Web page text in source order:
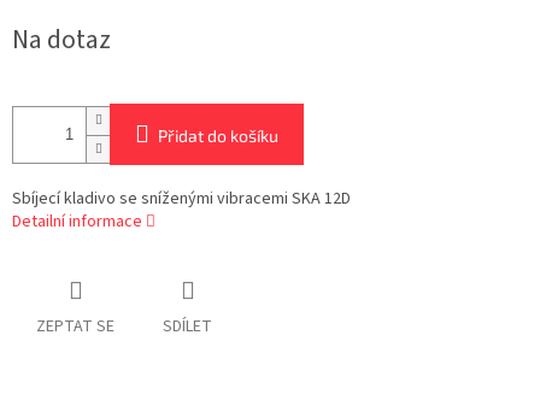
cena:
Na dotaz
Přidat do košíku
Sbíjecí kladivo se sníženými vibracemi SKA 12D
Detailní informace
ZEPTAT SE SDÍLET